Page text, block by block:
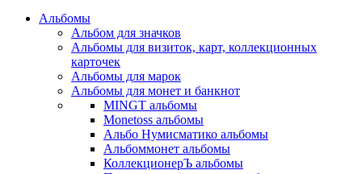
Альбомы
Альбом для значков
Альбомы для визиток, карт, коллекционных
карточек
Альбомы для марок
Альбомы для монет и банкнот
MINGT альбомы
Monetoss альбомы
Альбо Нумисматико альбомы
Альбоммонет альбомы
КоллекционерЪ альбомы